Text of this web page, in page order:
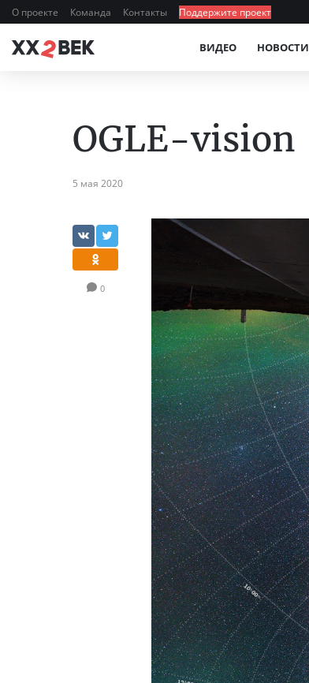
О проекте Команда Контакты Поддержите проект
ВИДЕО НОВОСТИ
OGLE-vision
5 мая 2020
0